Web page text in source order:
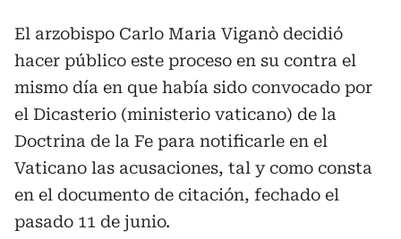
El arzobispo Carlo Maria Viganò decidió
hacer público este proceso en su contra el
mismo día en que había sido convocado por
el Dicasterio (ministerio vaticano) de la
Doctrina de la Fe para notificarle en el
Vaticano las acusaciones, tal y como consta
en el documento de citación, fechado el
pasado 11 de junio.